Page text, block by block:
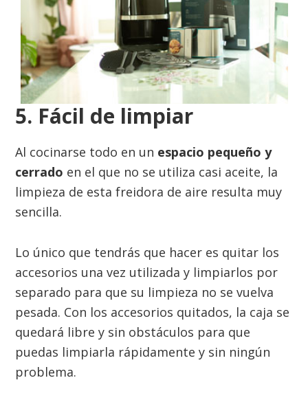
5. Fácil de limpiar
Al cocinarse todo en un espacio pequeño y
cerrado en el que no se utiliza casi aceite, la
limpieza de esta freidora de aire resulta muy
sencilla.
Lo único que tendrás que hacer es quitar los
accesorios una vez utilizada y limpiarlos por
separado para que su limpieza no se vuelva
pesada. Con los accesorios quitados, la caja se
quedará libre y sin obstáculos para que
puedas limpiarla rápidamente y sin ningún
problema.